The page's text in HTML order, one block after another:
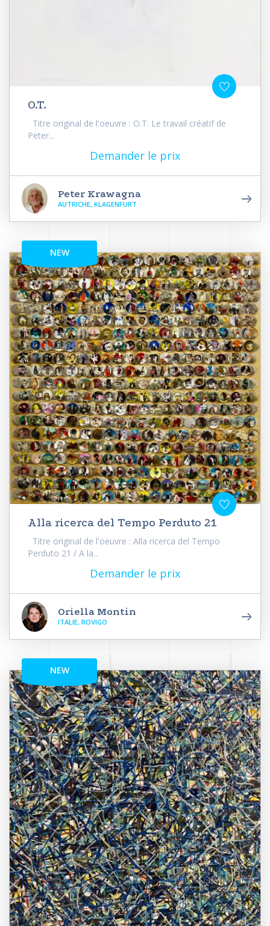
O.T.
Titre original de l'oeuvre : O.T. Le travail créatif de
Peter...
Demander le prix
Peter Krawagna
AUTRICHE, KLAGENFURT
NEW
Alla ricerca del Tempo Perduto 21
Titre original de l'oeuvre : Alla ricerca del Tempo
Perduto 21 / A la...
Demander le prix
Oriella Montin
ITALIE, ROVIGO
NEW